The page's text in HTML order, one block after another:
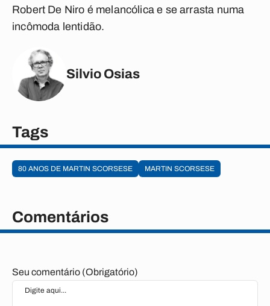
Robert De Niro é melancólica e se arrasta numa
incômoda lentidão.
Silvio Osias
Tags
80 ANOS DE MARTIN SCORSESE MARTIN SCORSESE
Comentários
Seu comentário (Obrigatório)